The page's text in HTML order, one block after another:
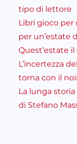
tipo di lettore
Libri gioco per
per un’estate
Quest’estate
L’incertezza
torna con il
La lunga
di Stefano